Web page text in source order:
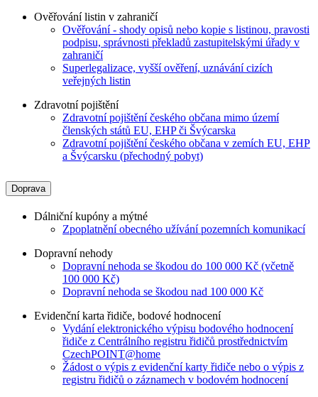
Ověřování listin v zahraničí
Ověřování - shody opisů nebo kopie s listinou, pravosti
podpisu, správnosti překladů zastupitelskými úřady v
zahraničí
Superlegalizace, vyšší ověření, uznávání cizích
veřejných listin
Zdravotní pojištění
Zdravotní pojištění českého občana mimo území
členských států EU, EHP či Švýcarska
Zdravotní pojištění českého občana v zemích EU, EHP
a Švýcarsku (přechodný pobyt)
Doprava
Dálniční kupóny a mýtné
Zpoplatnění obecného užívání pozemních komunikací
Dopravní nehody
Dopravní nehoda se škodou do 100 000 Kč (včetně
100 000 Kč)
Dopravní nehoda se škodou nad 100 000 Kč
Evidenční karta řidiče, bodové hodnocení
Vydání elektronického výpisu bodového hodnocení
řidiče z Centrálního registru řidičů prostřednictvím
CzechPOINT@home
Žádost o výpis z evidenční karty řidiče nebo o výpis z
registru řidičů o záznamech v bodovém hodnocení